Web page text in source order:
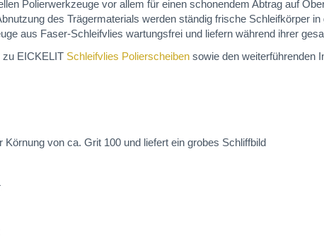
Polierwerkzeuge vor allem für einen schonendem Abtrag auf
des Trägermaterials werden ständig frische Schleifkörper
aus Faser-Schleifvlies wartungsfrei und liefern während ihrer
zu EICKELIT Schleifvlies Polierscheiben sowie den weiterführenden
von ca. Grit 100 und liefert ein grobes Schliffbild